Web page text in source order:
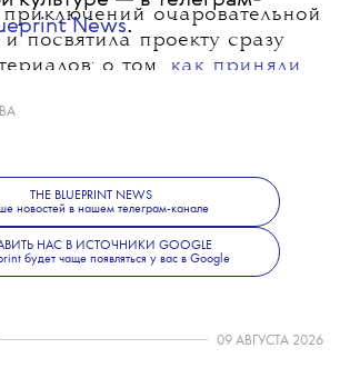
очаровательной
посвятила проекту сразу
о том, как приняли
разворачивается
News.
THE BLUEPRINT NEWS
новостей в нашем телеграм-канале
НАС В ИСТОЧНИКИ GOOGLE
будет чаще появляться у вас в Google
09 АВГУСТА 2026